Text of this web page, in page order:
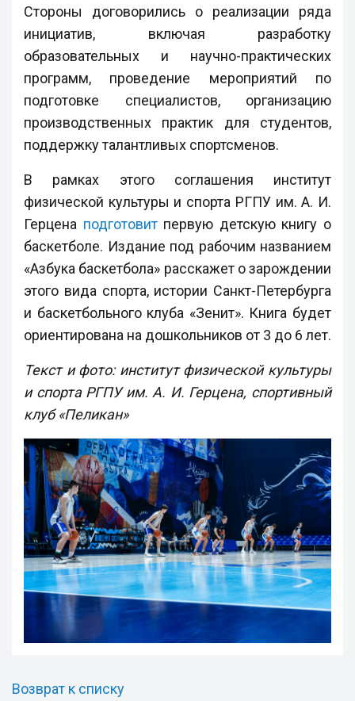
Стороны договорились о реализации ряда
инициатив, включая разработку
образовательных и научно-практических
программ, проведение мероприятий по
подготовке специалистов, организацию
производственных практик для студентов,
поддержку талантливых спортсменов.
В рамках этого соглашения институт
физической культуры и спорта РГПУ им. А. И.
Герцена подготовитпервую детскую книгу о
баскетболе. Издание под рабочим названием
«Азбука баскетбола» расскажет о зарождении
этого вида спорта, истории Санкт-Петербурга
и баскетбольного клуба «Зенит». Книга будет
ориентирована на дошкольников от 3 до 6 лет.
Текст и фото: институт физической культуры
и спорта РГПУ им. А. И. Герцена, спортивный
клуб «Пеликан»
Возврат к списку